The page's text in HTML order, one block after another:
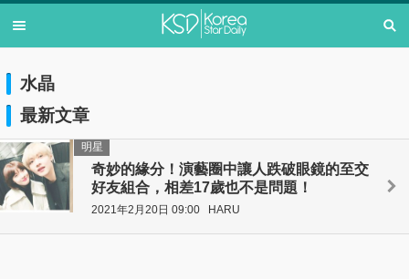
水晶
最新文章
奇妙的緣分！演藝圈中讓人跌破眼鏡的至交
好友組合，相差17歲也不是問題！
明星
2021年2月20日 09:00 HARU